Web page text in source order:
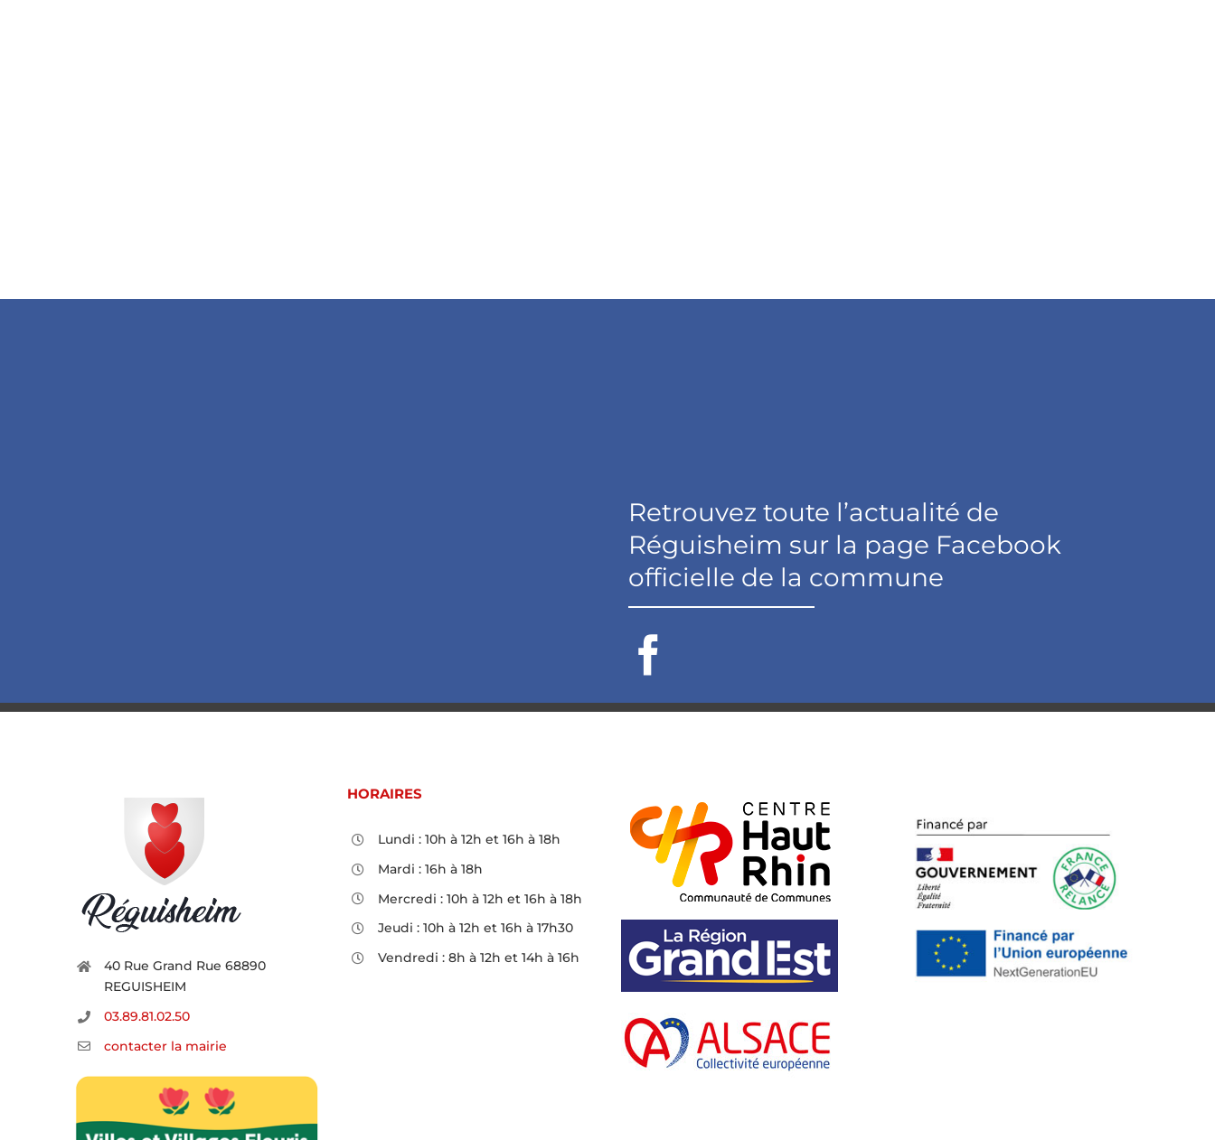
Retrouvez toute l’actualité de
Réguisheim sur la page Facebook
officielle de la commune
40 Rue Grand Rue 68890
REGUISHEIM
03.89.81.02.50
contacter la mairie
HORAIRES
Lundi : 10h à 12h et 16h à 18h
Mardi : 16h à 18h
Mercredi : 10h à 12h et 16h à 18h
Jeudi : 10h à 12h et 16h à 17h30
Vendredi : 8h à 12h et 14h à 16h